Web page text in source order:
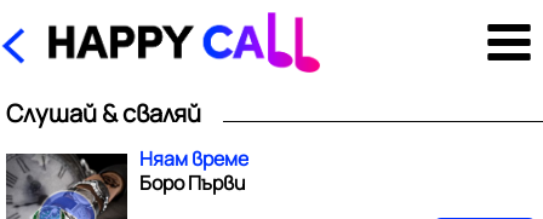
Слушай & сваляй
Няам време
Боро Първи